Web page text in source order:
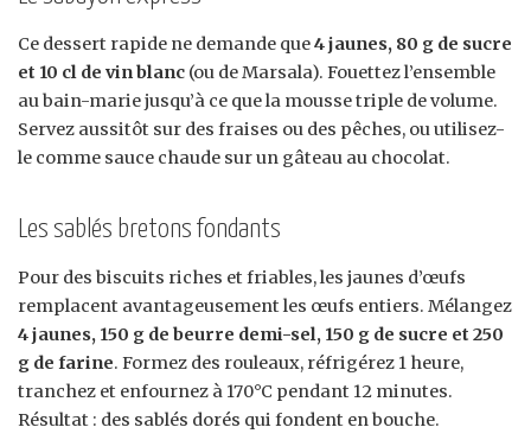
Ce dessert rapide ne demande que4 jaunes, 80 g de sucre
et 10 cl de vin blanc (ou de Marsala). Fouettez l’ensemble
au bain-marie jusqu’à ce que la mousse triple de volume.
Servez aussitôt sur des fraises ou des pêches, ou utilisez-
le comme sauce chaude sur un gâteau au chocolat.
Les sablés bretons fondants
Pour des biscuits riches et friables, les jaunes d’œufs
remplacent avantageusement les œufs entiers. Mélangez
4 jaunes, 150 g de beurre demi-sel, 150 g de sucre et 250
g de farine. Formez des rouleaux, réfrigérez 1 heure,
tranchez et enfournez à 170°C pendant 12 minutes.
Résultat : des sablés dorés qui fondent en bouche.